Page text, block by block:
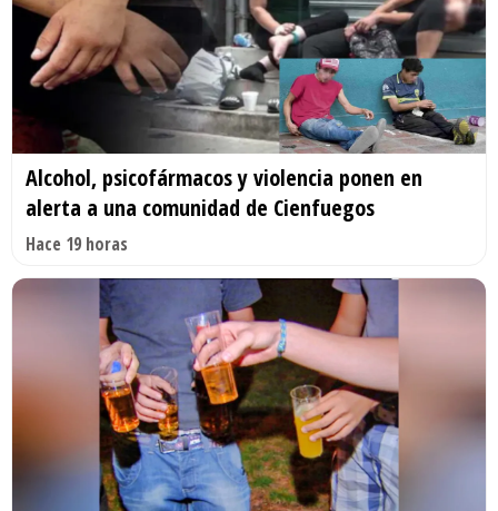
Alcohol, psicofármacos y violencia ponen en
alerta a una comunidad de Cienfuegos
Hace 19 horas